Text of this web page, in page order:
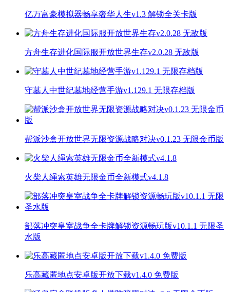
亿万富豪模拟器畅享奢华人生v1.3 解锁全关卡版
方舟生存进化国际服开放世界生存v2.0.28 无敌版
守墓人中世纪墓地经营手游v1.129.1 无限存档版
帮派沙盒开放世界无限资源战略对决v0.1.23 无限金币版
火柴人绳索英雄无限金币全新模式v4.1.8
部落冲突皇室战争全卡牌解锁资源畅玩版v10.1.1 无限圣
水版
乐高藏匿地点安卓版开放下载v1.4.0 免费版